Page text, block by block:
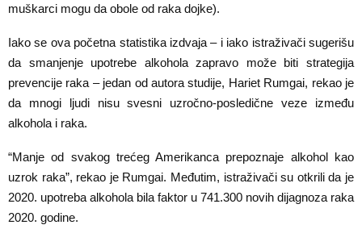
muškarci mogu da obole od raka dojke).
Iako se ova početna statistika izdvaja – i iako istraživači sugerišu
da smanjenje upotrebe alkohola zapravo može biti strategija
prevencije raka – jedan od autora studije, Hariet Rumgai, rekao je
da mnogi ljudi nisu svesni uzročno-posledične veze između
alkohola i raka.
“Manje od svakog trećeg Amerikanca prepoznaje alkohol kao
uzrok raka”, rekao je Rumgai. Međutim, istraživači su otkrili da je
2020. upotreba alkohola bila faktor u 741.300 novih dijagnoza raka
2020. godine.